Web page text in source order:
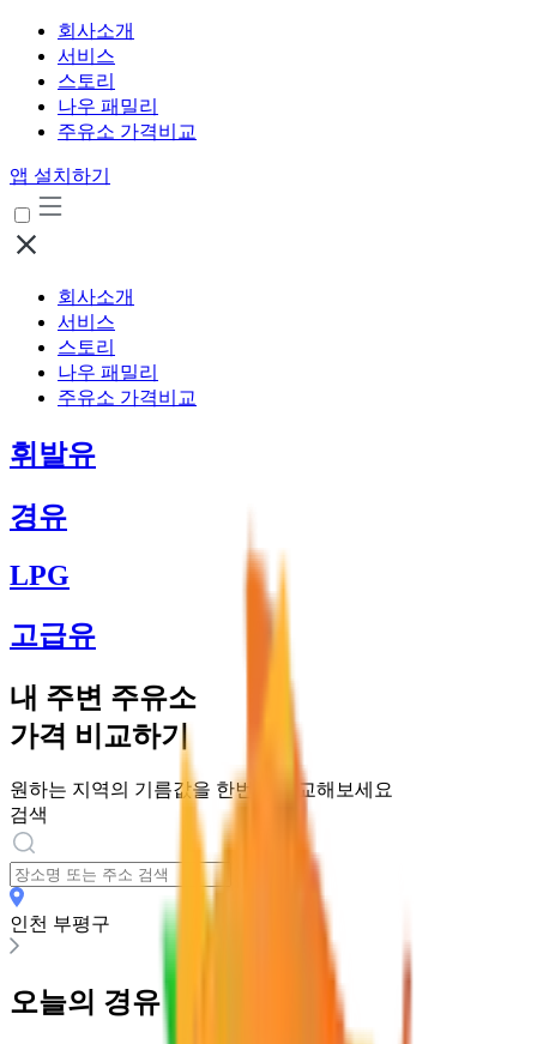
회사소개
서비스
스토리
나우 패밀리
주유소 가격비교
앱 설치하기
회사소개
서비스
스토리
나우 패밀리
주유소 가격비교
휘발유
경유
LPG
고급유
내 주변 주유소
가격 비교하기
원하는 지역의 기름값을 한번에 비교해보세요
검색
인천 부평구
오늘의 경유가격